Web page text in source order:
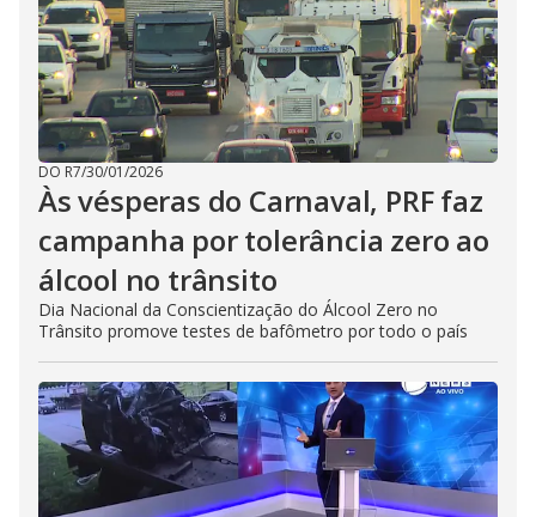
DO R7/30/01/2026
Às vésperas do Carnaval, PRF faz
campanha por tolerância zero ao
álcool no trânsito
Dia Nacional da Conscientização do Álcool Zero no
Trânsito promove testes de bafômetro por todo o país